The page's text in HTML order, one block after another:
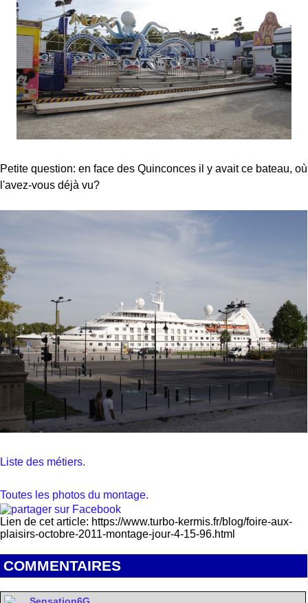
Petite question: en face des Quinconces il y avait ce bateau, où
l'avez-vous déjà vu?
Liste des métiers.
Toutes les photos du montage.
Lien de cet article: https://www.turbo-kermis.fr/blog/foire-aux-
plaisirs-octobre-2011-montage-jour-4-15-96.html
COMMENTAIRES